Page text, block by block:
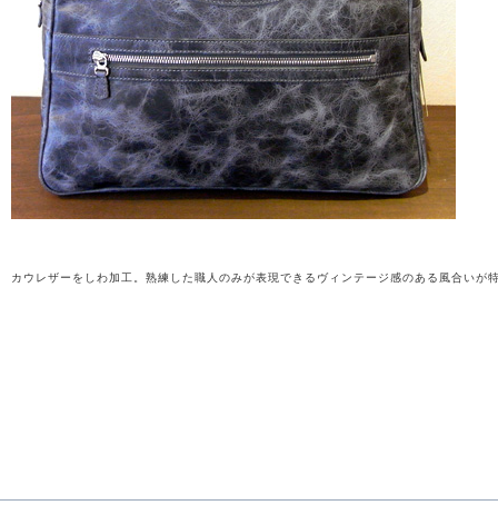
カウレザーをしわ加工。熟練した職人のみが表現できるヴィンテージ感のある風合いが